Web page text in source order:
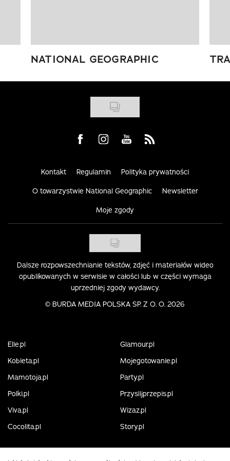
NATIONAL GEOGRAPHIC
Visit us on Facebook
Visit us on Instagram
Visit us on Youtube
Visit us on Rss
Kontakt Regulamin Polityka prywatności
O towarzystwie National Geographic Newsletter
Moje zgody
Dalsze rozpowszechnianie tekstów, zdjęć i materiałów wideo
opublikowanych w serwisie w całości lub w części wymaga
uprzedniej zgody wydawcy.
© BURDA MEDIA POLSKA SP. Z O. O. 2026
Elle.pl
Glamour.pl
Kobieta.pl
Mojegotowanie.pl
Mamotoja.pl
Party.pl
Polki.pl
Przyslijprzepis.pl
Viva.pl
Wizaz.pl
Cocolita.pl
Story.pl